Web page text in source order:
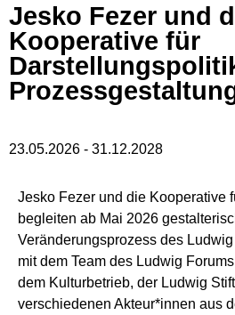
Jesko Fezer und
Kooperative für
23.05.2026 - 31.12.2028
Jesko Fezer und die Kooperative
begleiten ab Mai 2026
Veränderungsprozess des
mit dem Team des Ludwig
dem Kulturbetrieb, der Ludwig
verschiedenen Akteur*innen aus